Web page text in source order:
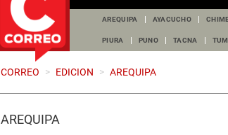
AREQUIPA AYACUCHO
PIURA PUNO TACNA
CORREO > EDICION > AREQUIPA
AREQUIPA